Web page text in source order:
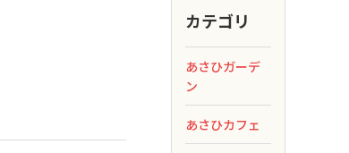
カテゴリ
あさひガーデ
ン
あさひカフェ